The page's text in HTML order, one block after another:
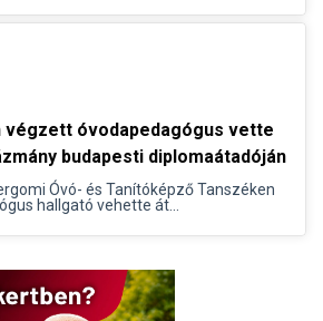
végzett óvodapedagógus vette
budapesti diplomaátadóján
Óvó- és Tanítóképző Tanszéken
hallgató vehette át...